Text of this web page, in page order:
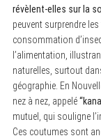
révèlent-elles sur la
peuvent surprendre
consommation
l’alimentation,
naturelles, surtout
géographie. En
nez à nez, appelé
mutuel, qui souligne
Ces coutumes sont